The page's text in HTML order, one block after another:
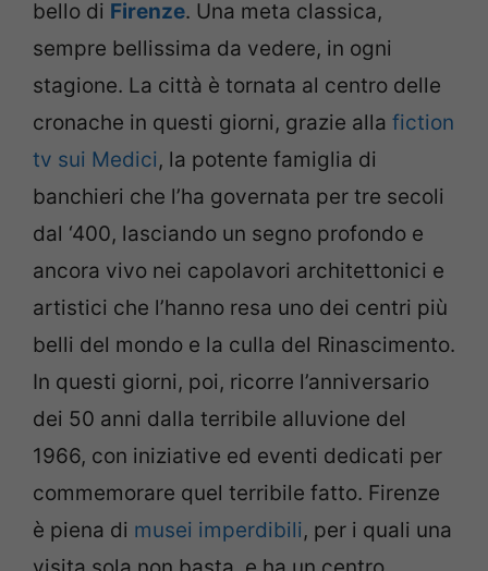
bello di Firenze. Una meta classica,
sempre bellissima da vedere, in ogni
stagione. La città è tornata al centro delle
cronache in questi giorni, grazie alla fiction
tv sui Medici, la potente famiglia di
banchieri che l’ha governata per tre secoli
dal ‘400, lasciando un segno profondo e
ancora vivo nei capolavori architettonici e
artistici che l’hanno resa uno dei centri più
belli del mondo e la culla del Rinascimento.
In questi giorni, poi, ricorre l’anniversario
dei 50 anni dalla terribile alluvione del
1966, con iniziative ed eventi dedicati per
commemorare quel terribile fatto. Firenze
è piena di musei imperdibili, per i quali una